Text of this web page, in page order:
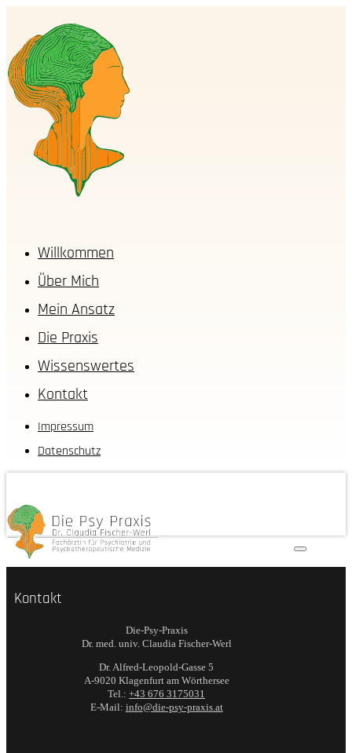
Willkommen
Über Mich
Mein Ansatz
Die Praxis
Wissenswertes
Kontakt
Impressum
Datenschutz
Kontakt
Die-Psy-Praxis
Dr. med. univ. Claudia Fischer-Werl
Dr. Alfred-Leopold-Gasse 5
A-9020 Klagenfurt am Wörthersee
Tel.:+43 676 3175031
E-Mail: info@die-psy-praxis.at